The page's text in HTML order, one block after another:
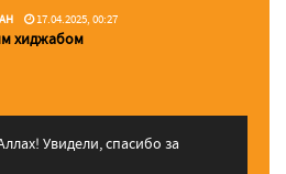
17.04.2025, 00:27
хиджабом
Увидели, спасибо за